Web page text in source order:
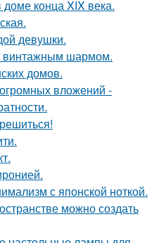
конца XIX века.
девушки.
винтажным шармом.
домов.
вложений -
с японской ноткой.
можно создать